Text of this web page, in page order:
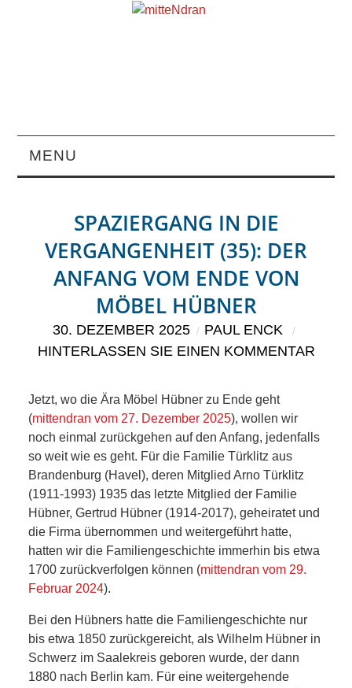
MENU
MAGAZIN
ÜBER UNS
RUBRIKEN
KIEK MA! /
MEINUNG
AUS DEM
KIEZ
GEWERBE
UND
GASTRONOMIE
KINDER,
HERANWACHSENDE,
SPAZIERGANG IN DIE
VERGANGENHEIT (35): DER
ANFANG VOM ENDE VON
MÖBEL HÜBNER
30. DEZEMBER 2025
PAUL ENCK
HINTERLASSEN SIE EINEN KOMMENTAR
Jetzt, wo die Ära Möbel Hübner zu Ende geht
(mittendran vom 27. Dezember 2025), wollen wir
noch einmal zurückgehen auf den Anfang, jedenfalls
so weit wie es geht. Für die Familie Türklitz aus
Brandenburg (Havel), deren Mitglied Arno Türklitz
(1911-1993) 1935 das letzte Mitglied der Familie
Hübner, Gertrud Hübner (1914-2017), geheiratet und
die Firma übernommen und weitergeführt hatte,
hatten wir die Familiengeschichte immerhin bis etwa
1700 zurückverfolgen können (mittendran vom 29.
Februar 2024).
Bei den Hübners hatte die Familiengeschichte nur
bis etwa 1850 zurückgereicht, als Wilhelm Hübner in
Schwerz im Saalekreis geboren wurde, der dann
1880 nach Berlin kam. Für eine weitergehende